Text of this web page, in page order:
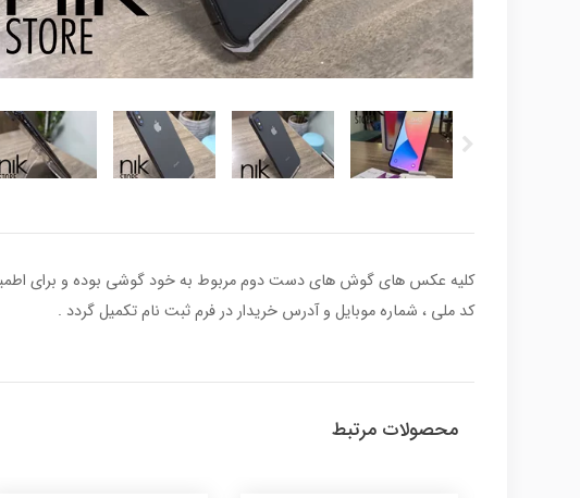
کد ملی ، شماره موبایل و آدرس خریدار در فرم ثبت نام تکمیل گردد .
محصولات مرتبط